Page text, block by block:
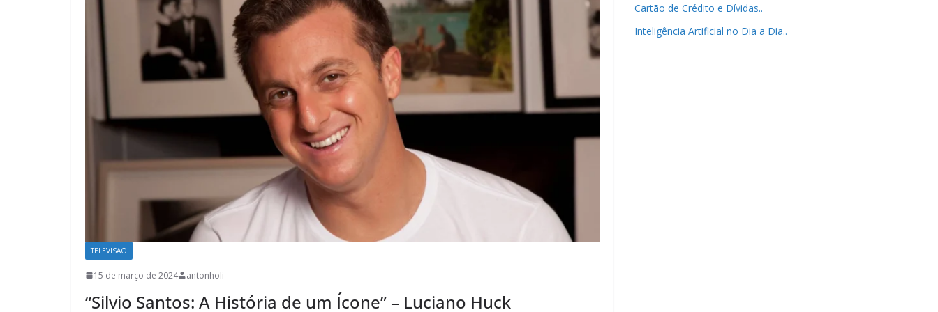
TELEVISÃO
15 de março de 2024 antonholi
“Silvio Santos: A História de um Ícone” – Luciano Huck
Cartão de Crédito e Dívidas..
Inteligência Artificial no Dia a Dia..